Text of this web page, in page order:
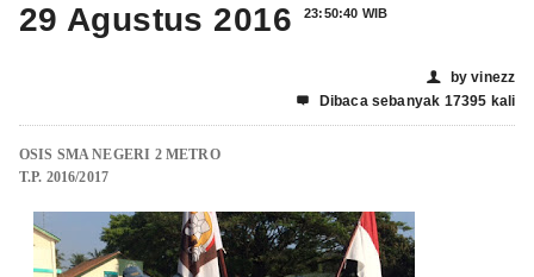
29 Agustus 2016 23:50:40 WIB
👤 by vinezz
 Dibaca sebanyak 17395 kali
OSIS SMA NEGERI 2 METRO
T.P. 2016/2017